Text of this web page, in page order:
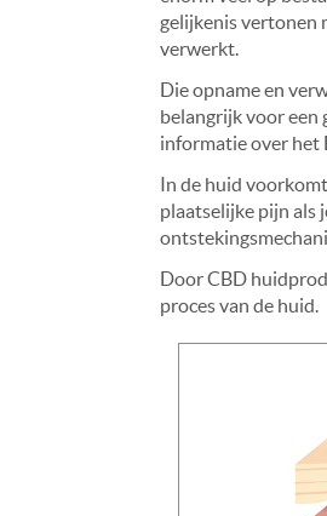
gelijkenis vertonen
verwerkt.
Die opname en
belangrijk voor een
informatie over het
In de huid
plaatselijke pijn als
Door CBD
proces van de huid.